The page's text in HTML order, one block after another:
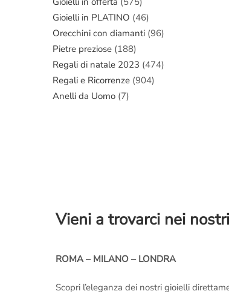
Gioielli in PLATINO (46)
Orecchini con diamanti (96)
Pietre preziose (188)
Regali di natale 2023 (474)
Regali e Ricorrenze (904)
Anelli da Uomo (7)
Vieni a trovarci nei
ROMA – MILANO – LONDRA
Scopri l’eleganza dei nostri gioielli